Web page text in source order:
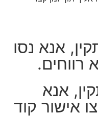
אנא נסו
רווחים.
אנא
אישור קוד